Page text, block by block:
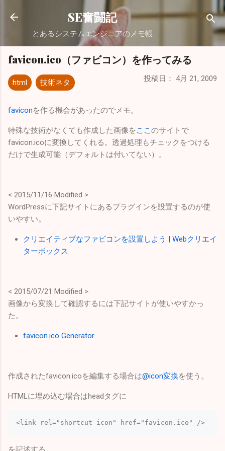
スキップしてメイン コンテンツに移動
SE奮闘記
とあるシステムエンジニアのメモ帳
favicon.ico（ファビコン）を作ってみる
html 技術ネタ 投稿日： 4月 21, 2009
faviconを作る機会があったのでメモ。
特殊な技術がなくても作成した画像をここ のサイトで
favicon.icoに変換してくれる。透過処理もチェックをつける
だけで生成可能（デフォルトは付いてない）。
< 2015/11/16 Modified >
WordPressに下記サイトにあるプラグインを設置するのが使
いやすい。
クリエイティブなファビコンを設置しよう | Webクリエイ
ターボックス
< 2015/07/21 Modified >
画像から変換して確認するには下記サイトが使いやすかっ
た。
favicon.ico Generator
作成されたfavicon.icoを編集する場合は@icon変換を使う。
HTMLに埋め込む場合はheadタグに
<link rel="shortcut icon" href="favicon.ico" />